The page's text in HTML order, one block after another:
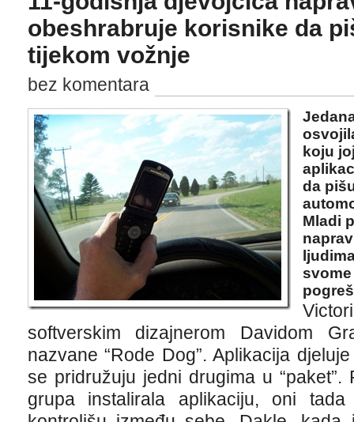
obeshrabruje korisnike da
tijekom vožnje
bez komentara
koju
da
Mladi
softverskim dizajnerom Davidom
nazvane “Rode Dog”. Aplikacija
se pridružuju jedni drugima u
grupa instalirala aplikaciju, oni